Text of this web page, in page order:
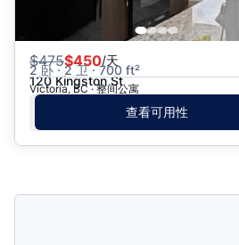
价格 - $ 到 $$$
$475$450/天
2 卧 · 2 卫 · 700 ft²
120 Kingston St
Victoria, BC · 整间公寓
查看可用性